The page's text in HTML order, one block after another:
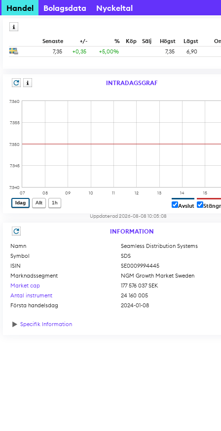
Handel Bolagsdata Nyckeltal
Senaste +/- % Köp Sälj Högst Lägst
7,35
+0,35 +5,00% 7,35 6,90
INTRADAGSGRAF
10 11 12 13 14 15
07 08 09
7.340
7.345
7.350
7.355
7.360
Idag Allt 1h Avslut
Uppdaterad 2026-08-08 10:05:08
INFORMATION
Namn
Seamless Distribution Systems
Symbol
SDS
ISIN
SE0009994445
Marknadssegment
NGM Growth Market Sweden
Market cap
177 576 037 SEK
Antal instrument
24 160 005
Första handelsdag
2024-01-08
Specifik Information